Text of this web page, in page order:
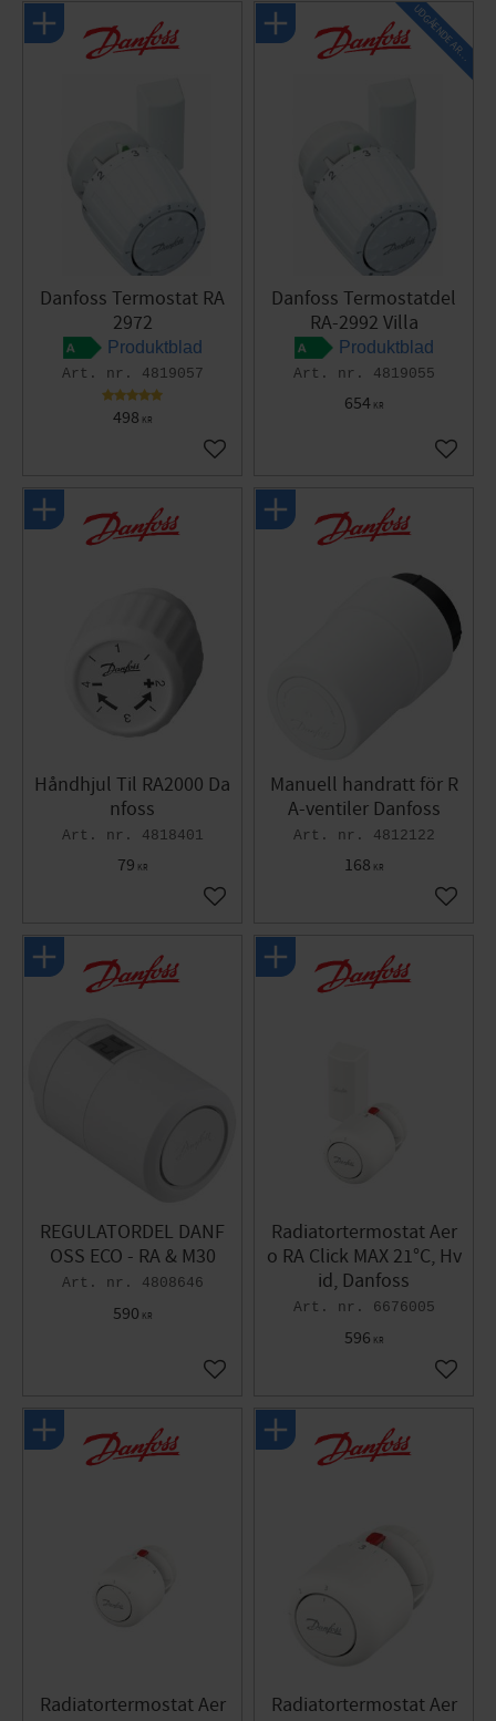
Danfoss Termostat RA
2972
Produktblad
4819057
498 KR
Gem som favorit
Danfoss Termostatdel
RA-2992 Villa
Produktblad
4819055
654KR
U
D
G
Å
E
N
D
E
A
R
T
I
K
E
L
Gem
Håndhjul Til RA2000 Da
nfoss
4818401
79 KR
Gem som favorit
Manuell handratt för R
A-ventiler Danfoss
4812122
168 KR
Gem
REGULATORDEL DANF
OSS ECO - RA & M30
4808646
590 KR
Gem som favorit
Radiatortermostat Aer
o RA Click MAX 21°C, Hv
id, Danfoss
6676005
596 KR
Gem
Radiatortermostat Aer
Radiatortermostat Aer